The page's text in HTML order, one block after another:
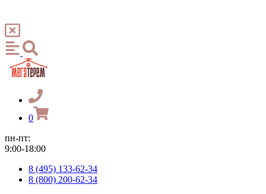
0
пн-пт:
9:00-18:00
8 (495) 133-62-34
8 (800) 200-62-34